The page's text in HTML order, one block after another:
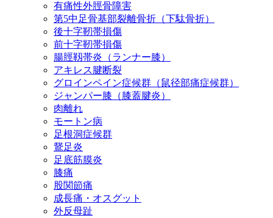
有痛性外脛骨障害
第5中足骨基部裂離骨折（下駄骨折）
後十字靭帯損傷
前十字靭帯損傷
腸脛靱帯炎（ランナー膝）
アキレス腱断裂
グロインペイン症候群（鼠径部痛症候群）
ジャンパー膝（膝蓋腱炎）
肉離れ
モートン病
足根洞症候群
鵞足炎
足底筋膜炎
膝痛
股関節痛
成長痛・オスグット
外反母趾